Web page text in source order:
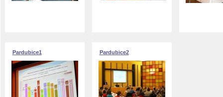
Pardubice1 Pardubice2